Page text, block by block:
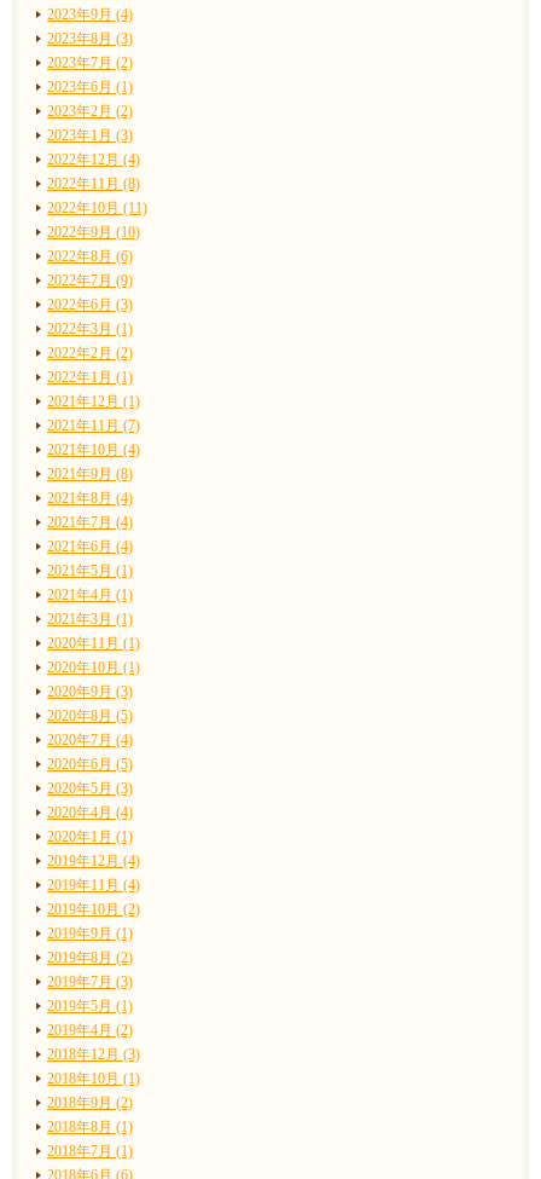
2023年9月 (4)
2023年8月 (3)
2023年7月 (2)
2023年6月 (1)
2023年2月 (2)
2023年1月 (3)
2022年12月 (4)
2022年11月 (8)
2022年10月 (11)
2022年9月 (10)
2022年8月 (6)
2022年7月 (9)
2022年6月 (3)
2022年3月 (1)
2022年2月 (2)
2022年1月 (1)
2021年12月 (1)
2021年11月 (7)
2021年10月 (4)
2021年9月 (8)
2021年8月 (4)
2021年7月 (4)
2021年6月 (4)
2021年5月 (1)
2021年4月 (1)
2021年3月 (1)
2020年11月 (1)
2020年10月 (1)
2020年9月 (3)
2020年8月 (5)
2020年7月 (4)
2020年6月 (5)
2020年5月 (3)
2020年4月 (4)
2020年1月 (1)
2019年12月 (4)
2019年11月 (4)
2019年10月 (2)
2019年9月 (1)
2019年8月 (2)
2019年7月 (3)
2019年5月 (1)
2019年4月 (2)
2018年12月 (3)
2018年10月 (1)
2018年9月 (2)
2018年8月 (1)
2018年7月 (1)
2018年6月 (6)